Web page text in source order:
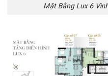
Mặt Bằng Lux 6